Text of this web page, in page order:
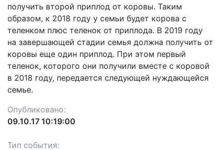
получить второй приплод от коровы. Таким
образом, к 2018 году у семьи будет корова с
теленком плюс теленок от приплода. В 2019 году
на завершающей стадии семья должна получить от
коровы еще один приплод. При этом первый
теленок, которого они получили вместе с коровой
в 2018 году, передается следующей нуждающейся
семье.
Опубликовано:
09.10.17 10:19:00
Тип события: